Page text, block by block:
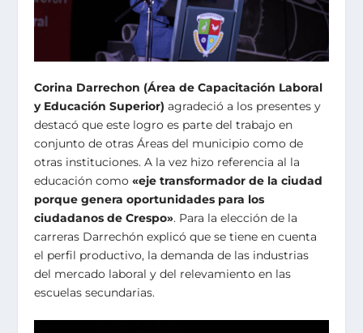
Corina Darrechon (Área de Capacitación Laboral
y Educación Superior) agradeció a los presentes y
destacó que este logro es parte del trabajo en
conjunto de otras Áreas del municipio como de
otras instituciones. A la vez hizo referencia al la
educación como «eje transformador de la ciudad
porque genera oportunidades para los
ciudadanos de Crespo». Para la elección de la
carreras Darrechón explicó que se tiene en cuenta
el perfil productivo, la demanda de las industrias
del mercado laboral y del relevamiento en las
escuelas secundarias.